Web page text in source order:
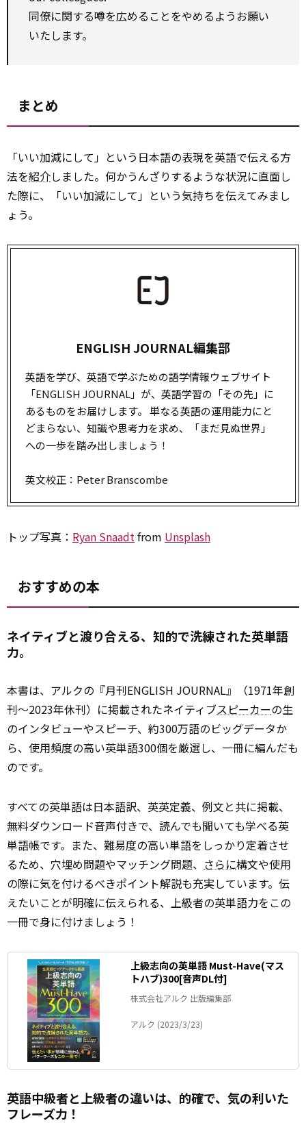
同僚に関する噂を広めることをやめるようお願い
いたします。
まとめ
「いい加減にして」という日本語の表現を英語で伝える方
法を紹介しました。何かうんざりするような状況に直面し
た際に、「いい加減にして」という気持ちを伝えてみまし
ょう。
ENGLISH JOURNAL編集部
英語を学び、英語で学ぶための語学情報ウェブサイト
「ENGLISH JOURNAL」が、英語学習の「その先」に
あるものをお届けします。 単なる英語の運用能力にと
どまらない、知識や思考力を求め、「まだ見ぬ世界」
への一歩を踏み出しましょう！
英文校正：Peter Branscombe
トップ写真： Ryan Snaadtfrom Unsplash
おすすめの本
ネイティブと渡り合える、知的で洗練された英単語
力。
本書は、アルクの『月刊ENGLISH JOURNAL』（1971年創
刊～2023年休刊）に掲載されたネイティブスピーカーの生
のインタビューやスピーチ、約300万語のビッグデータか
ら、使用頻度の高い英単語300個を厳選し、一冊に編んだも
のです。
すべての英単語は日本語訳、英英定義、例文と共に掲載、
無料ダウンロード音声付きで、読んでも聞いても学べる英
単語帳です。また、難易度の高い単語をしっかり定着させ
るため、穴埋め問題やマッチング問題、 さらに構文や使用
の際に気を付けるべきポイント解説も充実しています。伝
えたいことが明確に伝えられる、上級者の英単語力をこの
一冊で身に付けましょう！
上級志向の英単語 Must-Have(マス
トハブ)300[音声DL付]
株式会社アルク 出版編集部
アルク (2023/3/23)
英語中級者と上級者の違いは、的確で、気の利いた
フレーズ力！